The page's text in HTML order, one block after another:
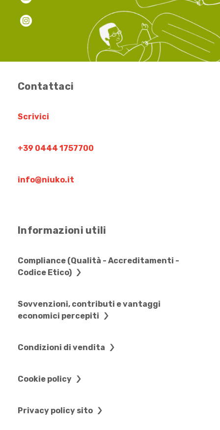
Contattaci
Scrivici
+39 0444 1757700
info@niuko.it
Informazioni utili
Compliance (Qualità - Accreditamenti -
Codice Etico)
Sovvenzioni, contributi e vantaggi
economici percepiti
Condizioni di vendita
Cookie policy
Privacy policy sito